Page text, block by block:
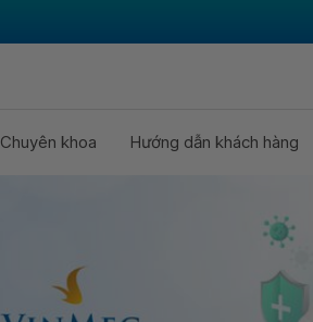
Chuyên khoa Hướng dẫn khách hàng